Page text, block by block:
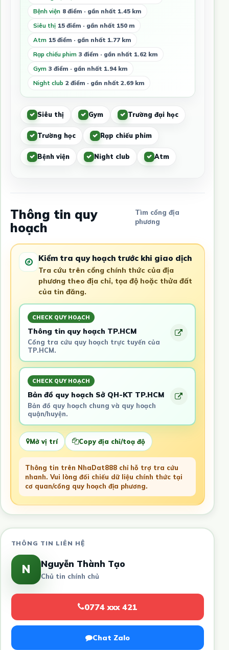
Bệnh viện 8 điểm · gần nhất 1.45 km
Siêu thị 15 điểm · gần nhất 150 m
Atm 15 điểm · gần nhất 1.77 km
Rạp chiếu phim 3 điểm · gần nhất 1.62 km
Gym 3 điểm · gần nhất 1.94 km
Night club 2 điểm · gần nhất 2.69 km
Siêu thị Gym Trường đại học
Trường học Rạp chiếu phim
Bệnh viện Night club Atm
Thông tin quy
hoạch
Tìm cổng địa
phương
Kiểm tra quy hoạch trước khi giao dịch
Tra cứu trên cổng chính thức của địa
phương theo địa chỉ, tọa độ hoặc thửa đất
của tin đăng.
CHECK QUY HOẠCH
Thông tin quy hoạch TP.HCM
Cổng tra cứu quy hoạch trực tuyến của
TP.HCM.
CHECK QUY HOẠCH
Bản đồ quy hoạch Sở QH-KT TP.HCM
Bản đồ quy hoạch chung và quy hoạch
quận/huyện.
Mở vị trí Copy địa chỉ/toạ độ
Thông tin trên NhaDat888 chỉ hỗ trợ tra cứu
nhanh. Vui lòng đối chiếu dữ liệu chính thức tại
cơ quan/cổng quy hoạch địa phương.
THÔNG TIN LIÊN HỆ
N Nguyễn Thành Tạo
Chủ tin chính chủ
0774 xxx 421
Chat Zalo